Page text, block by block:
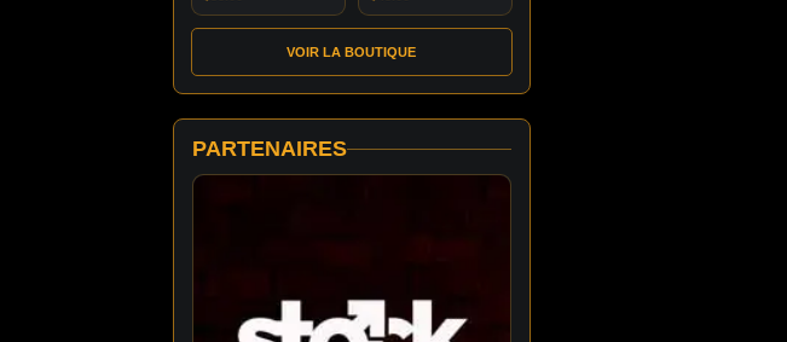
VOIR LA BOUTIQUE
PARTENAIRES